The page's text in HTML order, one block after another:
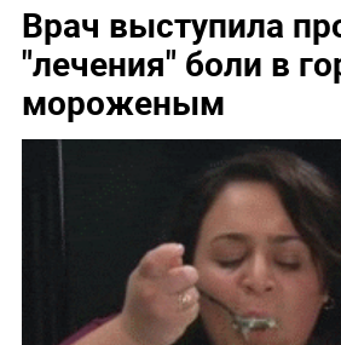
Врач выступила
"лечения" боли в
мороженым